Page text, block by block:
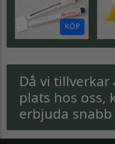
KÖP
Då vi tillverkar
plats hos oss,
erbjuda